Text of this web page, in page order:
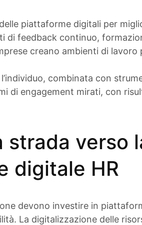
piattaforme digitali per
di feedback continuo,
creano ambienti di lavoro
combinata con
di engagement mirati, con
strada verso
digitale HR
devono investire in
La digitalizzazione delle